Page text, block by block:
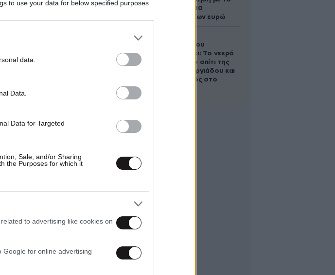
to use your data for below specified purposes
data.
Data.
Data for Targeted
Sale, and/or Sharing
the Purposes for which it
to advertising like cookies on
Google for online advertising
άλογο των 10
εκατομμυρίων ευρώ
Τζώρτζογλου
αποκαλύπτει: Το νεκρό
έμβρυο στο σπίτι της
Μαρίας Γεωργιάδου και
ο εγκλεισμός στο